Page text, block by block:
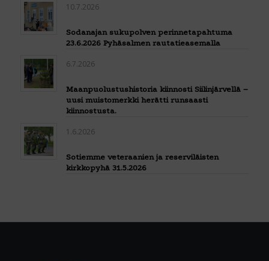
10.7.2026
Sodanajan sukupolven perinnetapahtuma
23.6.2026 Pyhäsalmen rautatieasemalla
6.7.2026
Maanpuolustushistoria kiinnosti Siilinjärvellä –
uusi muistomerkki herätti runsaasti
kiinnostusta.
1.6.2026
Sotiemme veteraanien ja reserviläisten
kirkkopyhä 31.5.2026